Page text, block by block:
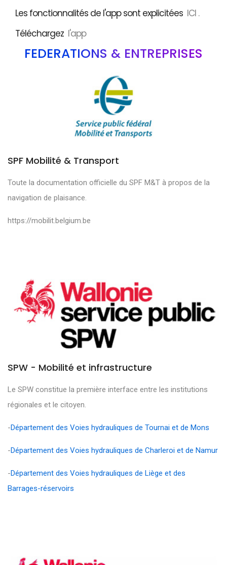
Les fonctionnalités de l'app sont explicitées ICI .
Téléchargez l'app
SPF Mobilité & Transport
Toute la documentation officielle du SPF M&T à propos de la
navigation de plaisance.
https://mobilit.belgium.be
SPW - Mobilité et infrastructure
Le SPW constitue la première interface entre les institutions
régionales et le citoyen.
-Département des Voies hydrauliques de Tournai et de Mons
-Département des Voies hydrauliques de Charleroi et de Namur
-Département des Voies hydrauliques de Liège et des
Barrages-réservoirs
FÉDÉRATIONS & ENTREPRISES